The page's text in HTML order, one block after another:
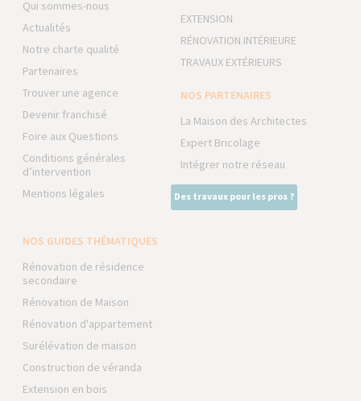
Qui sommes-nous
Actualités
Notre charte qualité
Partenaires
Trouver une agence
Devenir franchisé
Foire aux Questions
Conditions générales
d’intervention
Mentions légales
EXTENSION
RÉNOVATION INTÉRIEURE
TRAVAUX EXTÉRIEURS
NOS PARTENAIRES
La Maison des Architectes
Expert Bricolage
Intégrer notre réseau
Des travaux pour les pros ?
NOS GUIDES THÉMATIQUES
Rénovation de résidence
secondaire
Rénovation de Maison
Rénovation d'appartement
Surélévation de maison
Construction de véranda
Extension en bois